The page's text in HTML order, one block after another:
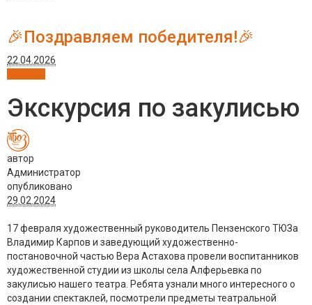
🎉Поздравляем победителя!🎉
22.04.2026
Экскурсия по закулисью
автор
Администратор
опубликовано
29.02.2024
17 февраля художественный руководитель Пензенского ТЮЗа
Владимир Карпов и заведующий художественно-
постановочной частью Вера Астахова провели воспитанников
художественной студии из школы села Алферьевка по
закулисью нашего театра. Ребята узнали много интересного о
создании спектаклей, посмотрели предметы театральной